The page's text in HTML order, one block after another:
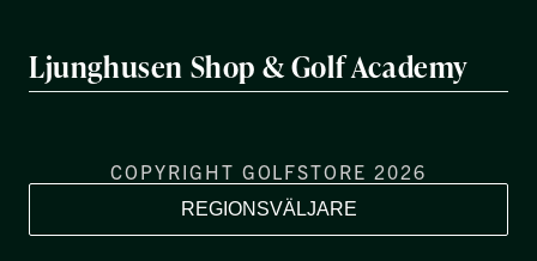
Ljunghusen Shop & Golf Academy
COPYRIGHT GOLFSTORE 2026
REGIONSVÄLJARE